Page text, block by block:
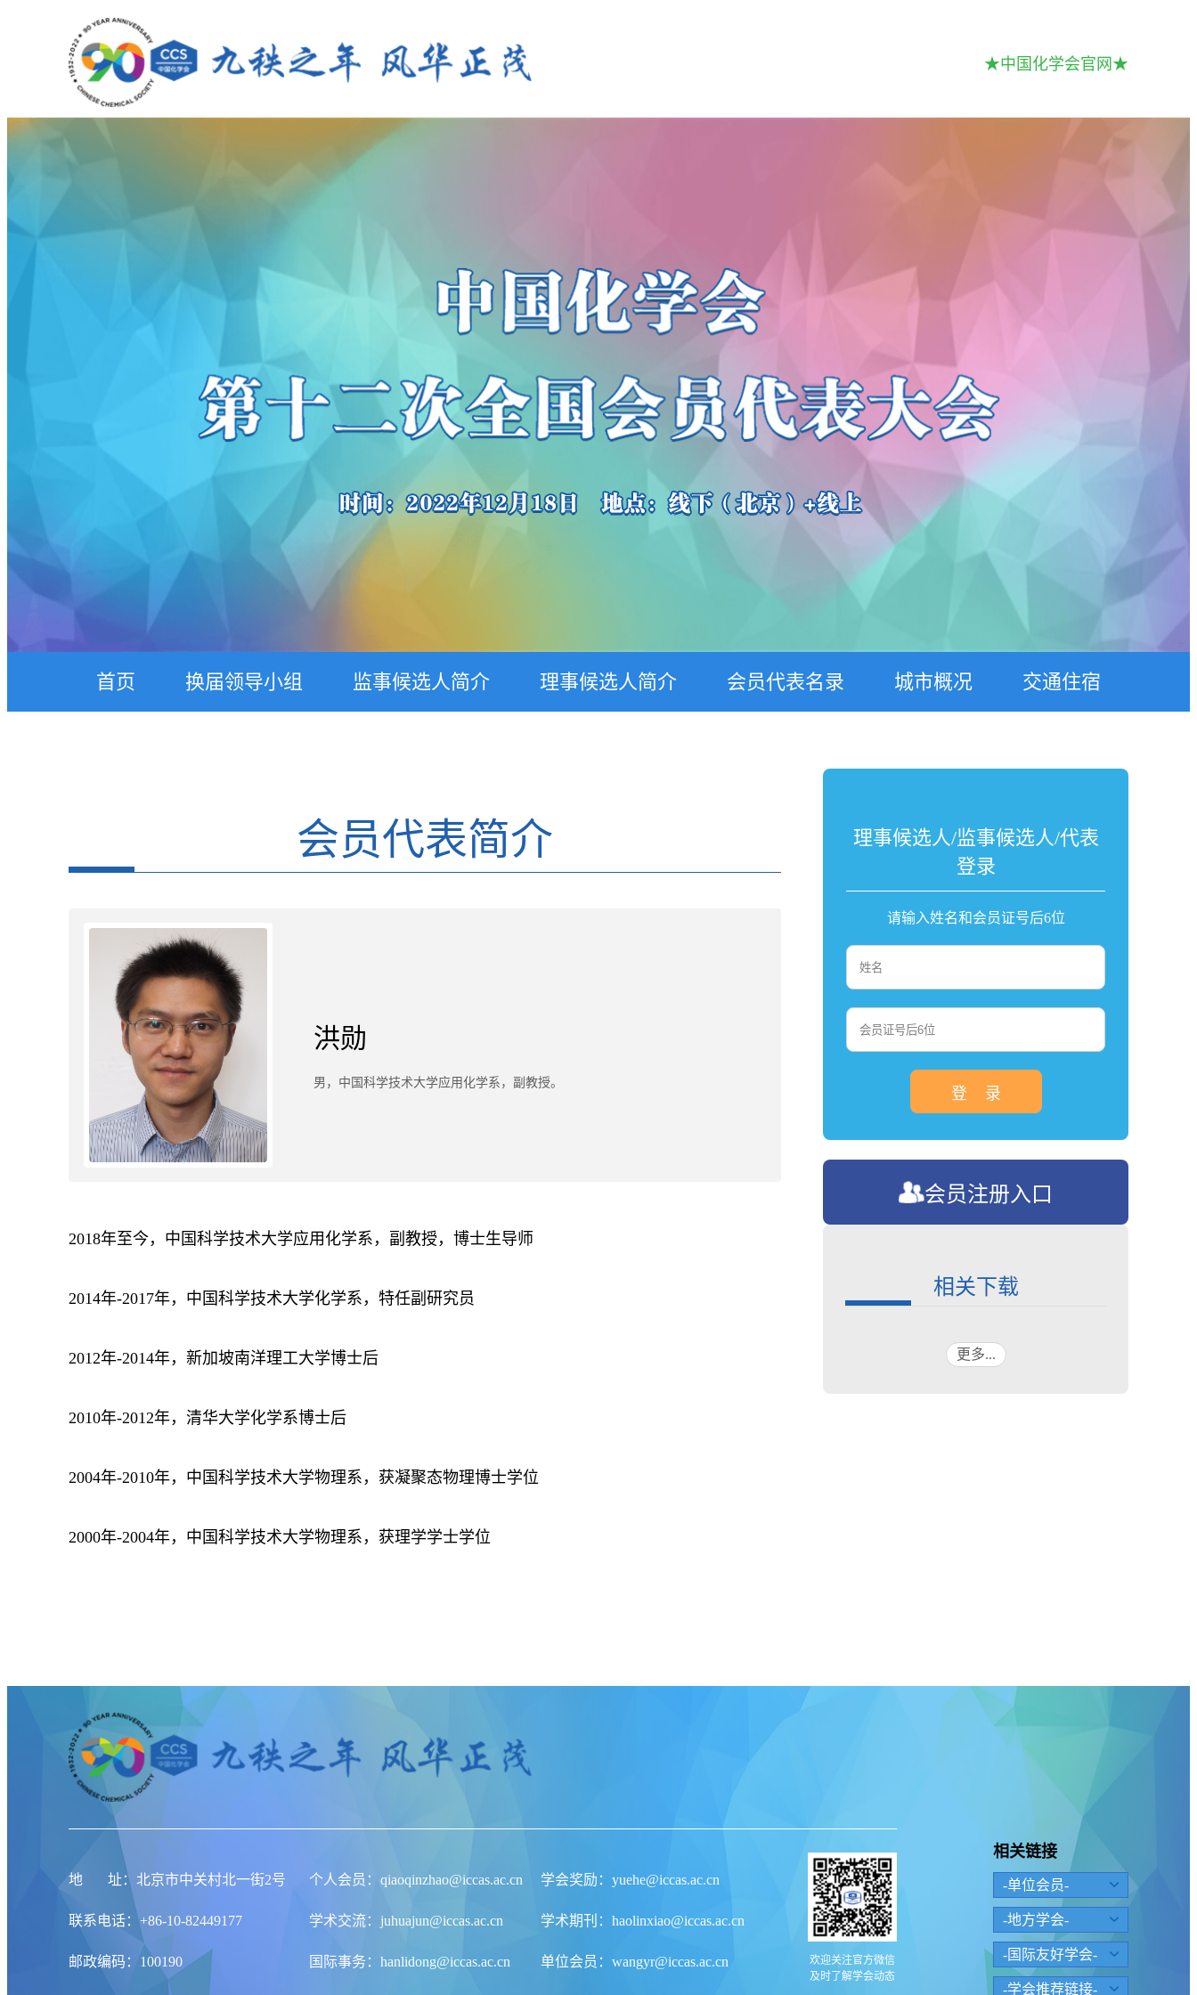
★中国化学会官网★
首页 换届领导小组 监事候选人简介 理事候选人简介 会员代表名录 城市概况 交通住宿
会员代表简介
洪勋
男，中国科学技术大学应用化学系，副教授。
2018年至今，中国科学技术大学应用化学系，副教授，博士生导师
2014年-2017年，中国科学技术大学化学系，特任副研究员
2012年-2014年，新加坡南洋理工大学博士后
2010年-2012年，清华大学化学系博士后
2004年-2010年，中国科学技术大学物理系，获凝聚态物理博士学位
2000年-2004年，中国科学技术大学物理系，获理学学士学位
理事候选人/监事候选人/代表
登录
请输入姓名和会员证号后6位
登 录
会员注册入口
相关下载
更多...
地 址：北京市中关村北一街2号
联系电话：+86-10-82449177
邮政编码：100190
个人会员：qiaoqinzhao@iccas.ac.cn
学术交流：juhuajun@iccas.ac.cn
国际事务：hanlidong@iccas.ac.cn
学会奖励：yuehe@iccas.ac.cn
学术期刊：haolinxiao@iccas.ac.cn
单位会员：wangyr@iccas.ac.cn
欢迎关注官方微信
及时了解学会动态
相关链接
-单位会员-
-地方学会-
-国际友好学会-
-学会推荐链接-